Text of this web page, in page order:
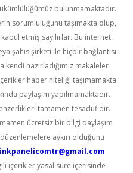
bulunmamaktadır.
sorumluluğunu taşımakta olup,
etmiş sayılırlar. Bu internet
şahıs şirketi ile hiçbir bağlantısı
kendi hazırladığımız makaleler
haber niteliği taşımamakta
paylaşım yapılmamaktadır.
tamamen tesadüfidir.
ücretsiz bir bilgi paylaşım
aykırı olduğunu
içerikler yasal süre içerisinde